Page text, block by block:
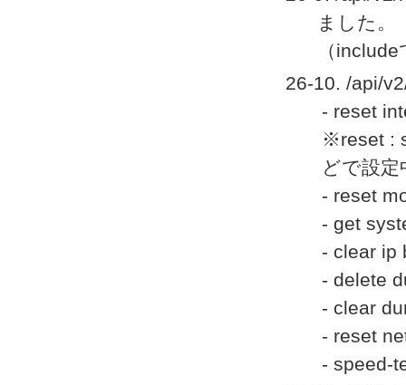
ました。
（
26-10. /api/
- reset
※reset :
どで設
- reset
- get
- clear ip
- delete
- clear
- reset
- speed-